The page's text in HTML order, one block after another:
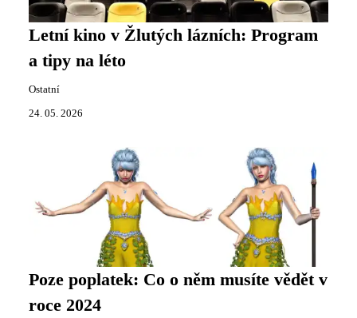
Letní kino v Žlutých lázních: Program
a tipy na léto
Ostatní
24. 05. 2026
Poze poplatek: Co o něm musíte vědět v
roce 2024